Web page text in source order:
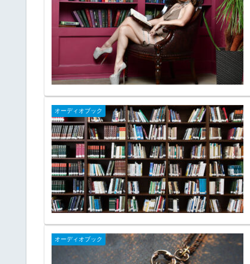
オーディオブック
オーディオブック